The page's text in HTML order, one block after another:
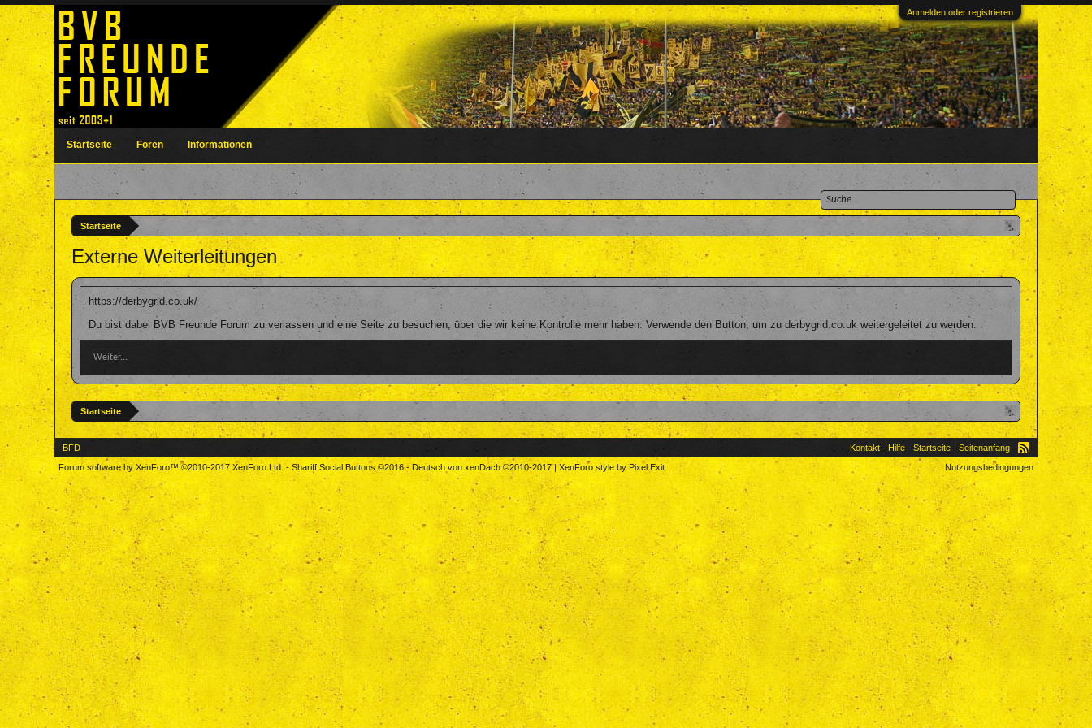
Anmelden oder registrieren
Startseite
Externe Weiterleitungen
https://derbygrid.co.uk/
Du bist dabei BVB Freunde Forum zu verlassen und eine Seite zu besuchen, über die wir keine Kontrolle mehr haben. Verwende den Button, um zu derbygrid.co.uk weitergeleitet zu werden.
Weiter...
Startseite
Startseite Foren Informationen
BFD Kontakt Hilfe Startseite
Seitenanfang
Nutzungsbedingungen
Forum software by XenForo™©2010-2017 XenForo Ltd. -Shariff Social Buttons©2016-Deutsch von xenDach©2010-2017 | XenForo style by Pixel Exit